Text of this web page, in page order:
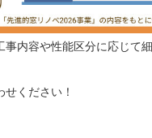
事内容や性能区分に応じて
ください！